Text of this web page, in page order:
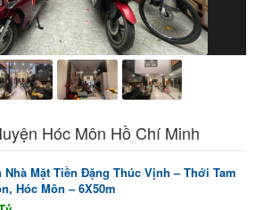
Hóc Môn Hồ Chí Minh
Nhà Mặt Tiền Đặng Thúc Vịnh – Thới Tam
Hóc Môn – 6X50m